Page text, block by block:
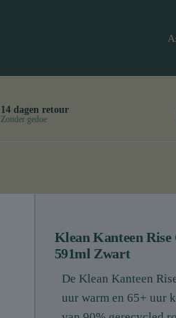
14 dagen retour
Zonder gedoe
Klean Kanteen
591ml Zwart
De Klean Kanteen
uur warm en 65+ uur